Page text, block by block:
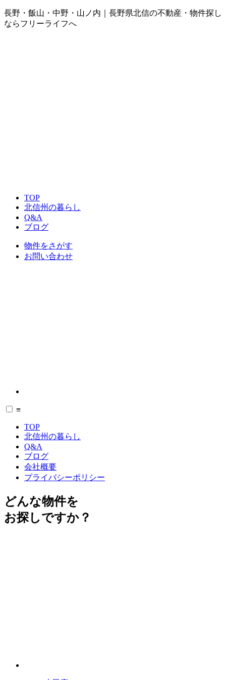
長野・飯山・中野・山ノ内｜長野県北信の不動産・物件探し
ならフリーライフへ
TOP
北信州の暮らし
Q&A
ブログ
物件をさがす
お問い合わせ
≡
TOP
北信州の暮らし
Q&A
ブログ
会社概要
プライバシーポリシー
どんな物件を
お探しですか？